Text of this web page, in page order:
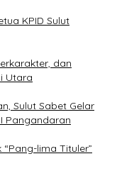
KPID Sulut
dan
Utara
Sulut Sabet Gelar
Pangandaran
lima Tituler”